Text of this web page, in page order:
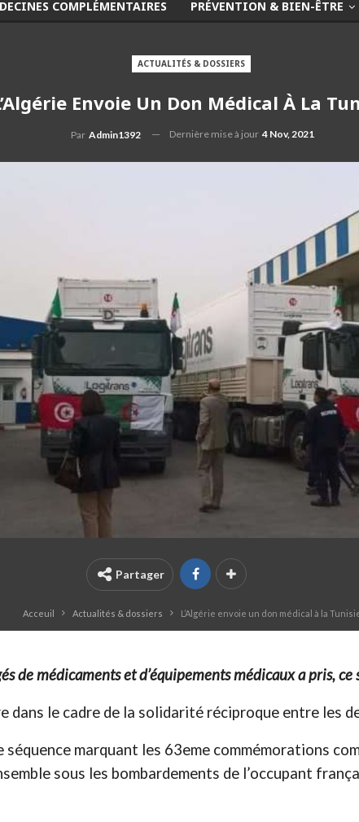
COMPLÉMENTAIRES PRÉVENTION & BIEN-ÊTRE
ACTUALITÉS & DOSSIERS
Envoie Un Don Médical À La
Par Admin1392 Dernière mise à jour 4 Nov, 2021
Partager
Acceuil Actualités & dossiers L’Algérie envoie un don médical à la
de médicaments et d’équipements médicaux a pris, ce
dans le cadre de la solidarité réciproque entre les
séquence marquant les 63eme commémorations
sous les bombardements de l’occupant